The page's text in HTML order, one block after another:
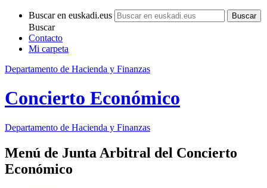
Buscar en euskadi.eus
Buscar
Contacto
Mi carpeta
Departamento de Hacienda y Finanzas
Concierto Económico
Departamento de Hacienda y Finanzas
Menú de Junta Arbitral del Concierto
Económico